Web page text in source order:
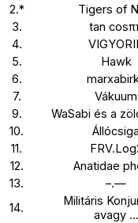
2.*
Tigers of
3.
tan
4.
5.
Hawk
6.
7.
Vákuum
9.
WaSabi és a
10.
11.
12.
Anatidae
13.
–.—
14.
Militáris
avagy ...